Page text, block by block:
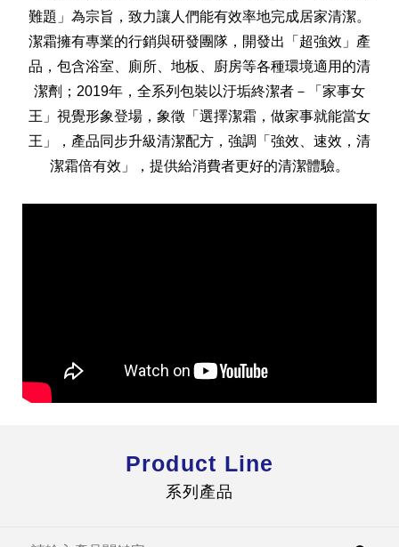
全球經營版圖
難題」為宗旨，致力讓人們能有效率地完成居家清潔。
潔霜擁有專業的行銷與研發團隊，開發出「超強效」產
品，包含浴室、廁所、地板、廚房等各種環境適用的清
潔劑；2019年，全系列包裝以汙垢終潔者－「家事女
王」視覺形象登場，象徵「選擇潔霜，做家事就能當女
王」，產品同步升級清潔配方，強調「強效、速效，清
潔霜倍有效」，提供給消費者更好的清潔體驗。
Product Line
系列產品